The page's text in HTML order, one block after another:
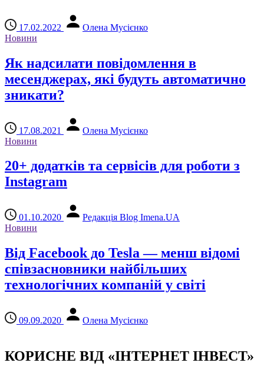
17.02.2022
Олена Мусієнко
Новини
Як надсилати повідомлення в
месенджерах, які будуть автоматично
зникати?
17.08.2021
Олена Мусієнко
Новини
20+ додатків та сервісів для роботи з
Instagram
01.10.2020
Редакція Blog Imena.UA
Новини
Від Facebook до Tesla — менш відомі
співзасновники найбільших
технологічних компаній у світі
09.09.2020 Олена Мусієнко
КОРИСНЕ ВІД «ІНТЕРНЕТ ІНВЕСТ»